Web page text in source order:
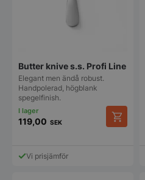
Butter knive s.s. Profi Line
Elegant men ändå robust.
Handpolerad, högblank
spegelfinish.
119,00 SEK
Vi prisjämför